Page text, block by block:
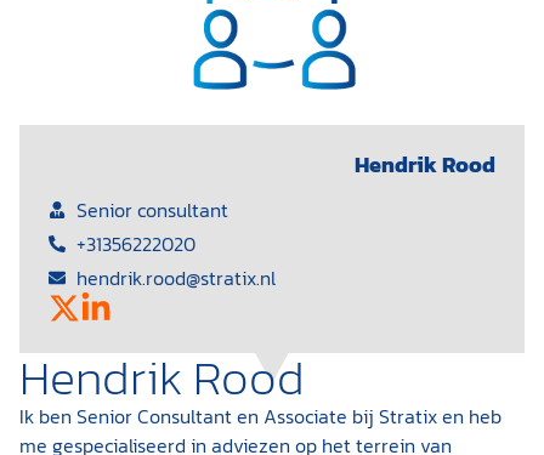
Hendrik Rood
Senior consultant
+31356222020
hendrik.rood@stratix.nl
Hendrik Rood
Ik ben Senior Consultant en Associate bij Stratix en heb
me gespecialiseerd in adviezen op het terrein van